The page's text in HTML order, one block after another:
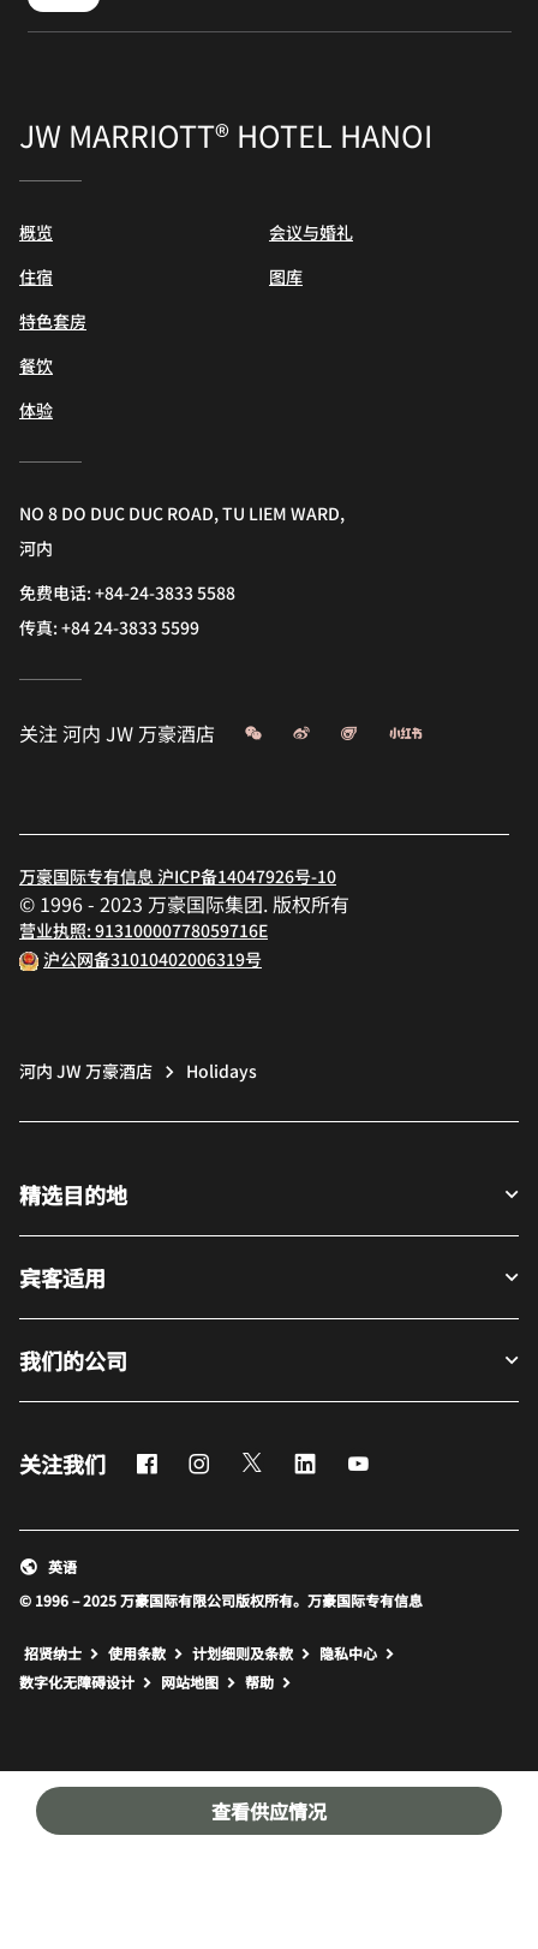
查看供应情况
JW MARRIOTT® HOTEL HANOI
概览
住宿
特色套房
餐饮
体验
会议与婚礼
图库
NO 8 DO DUC DUC ROAD, TU LIEM WARD,
河内
免费电话:+84-24-3833 5588
传真:+84 24-3833 5599
关注河内 JW 万豪酒店 微信 微博 飞猪 小红书
万豪国际专有信息 沪ICP备14047926号-10
© 1996 - 2023 万豪国际集团. 版权所有
营业执照: 91310000778059716E
沪公网备31010402006319号
河内 JW 万豪酒店 Holidays
精选目的地
宾客适用
我们的公司
关注我们 FacebookInstagram
Twitter LinkedIn
© 1996 – 2025 万豪国际有限公司版权所有。万豪国际专有信息
英语
招贤纳士 使用条款 计划细则及条款
隐私中心
数字化无障碍设计
网站地图 打开新窗口
帮助